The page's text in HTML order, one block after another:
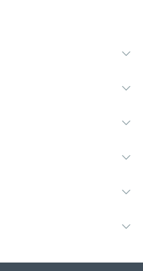
お問い合わせ・FAQ